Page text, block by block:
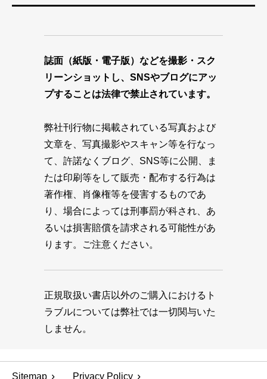
誌面（紙版・電子版）などを撮影・スク
リーンショットし、SNSやブログにアッ
プすることは法律で禁止されています。
弊社刊行物に掲載されている写真および
文章を、写真撮影やスキャン等を行なっ
て、許諾なくブログ、SNS等に公開、ま
たは印刷等をして販売・配布する行為は
著作権、肖像権等を侵害するものであ
り、場合によっては刑事罰が科され、あ
るいは損害賠償を請求される可能性があ
ります。ご注意ください。
正規取扱い書店以外のご購入におけるト
ラブルについては弊社では一切関与いた
しません。
Sitemap Privacy Policy